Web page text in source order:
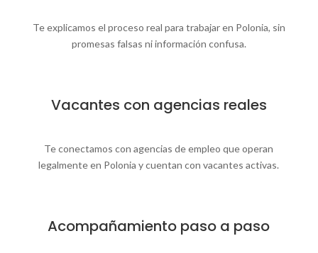
Te explicamos el proceso real para trabajar en Polonia, sin
promesas falsas ni información confusa.
Vacantes con agencias reales
Te conectamos con agencias de empleo que operan
legalmente en Polonia y cuentan con vacantes activas.
Acompañamiento paso a paso